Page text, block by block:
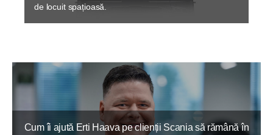
de locuit spațioasă.
Cum îi ajută Erti Haava pe clienții Scania să rămână în